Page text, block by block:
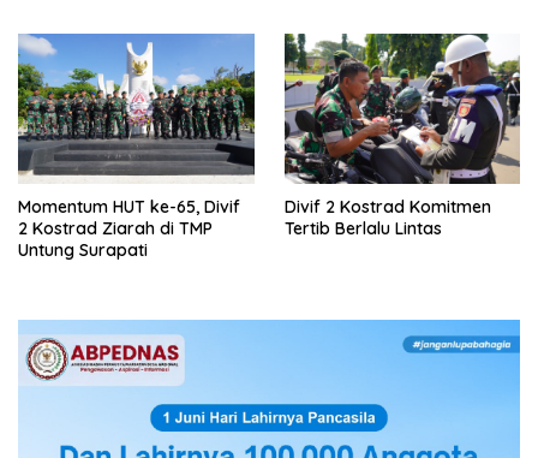
Momentum HUT ke-65, Divif
2 Kostrad Ziarah di TMP
Untung Surapati
Divif 2 Kostrad Komitmen
Tertib Berlalu Lintas